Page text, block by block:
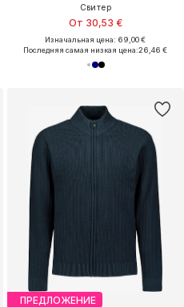
Свитер
От 30,53 €
Изначальная цена: 69,00 €
Последняя самая низкая цена:26,46 €
ПРЕДЛОЖЕНИЕ